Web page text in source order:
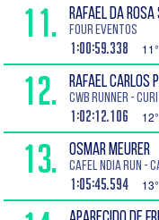
11. RAFAEL DA
Four Eventos
1:00:59.338
12. RAFAEL CARLOS
CWB Runner -
1:02:12.106
13. OSMAR MEURER
Cafel ndia Run -
1:05:45.594